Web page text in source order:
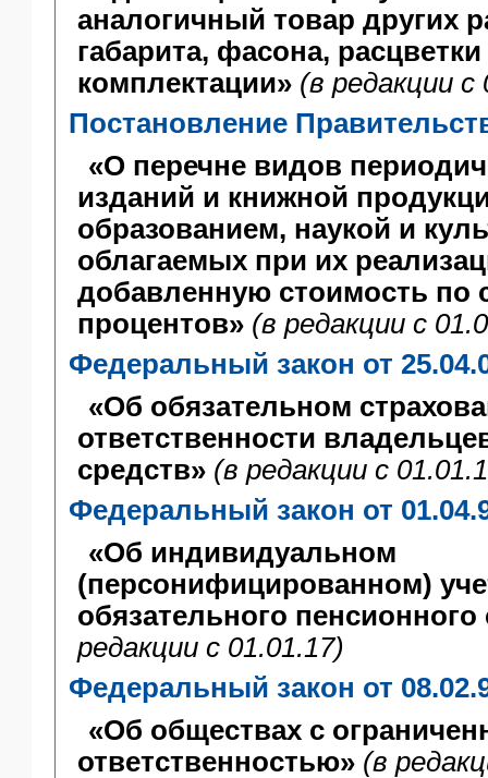
аналогичный товар других
габарита, фасона,
комплектации» (в редакции с
Постановление
«О перечне видов
изданий и книжной
образованием, наукой и
облагаемых при их
добавленную стоимость по
процентов» (в редакции с
Федеральный закон от
«Об обязательном
ответственности
средств» (в редакции с
Федеральный закон от
«Об индивидуальном
(персонифицированном)
обязательного пенсионного
редакции с 01.01.17)
Федеральный закон от
«Об обществах с
ответственностью» (в